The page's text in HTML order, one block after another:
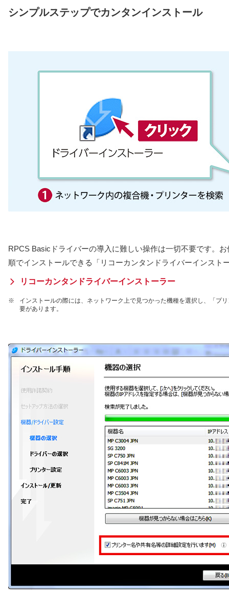
シンプルステップでカンタンインストール
RPCS Basicドライバーの導入に難しい操作は一切不要です。
順でインストールできる「リコーカンタンドライバーインスト
リコーカンタンドライバーインストーラー
※
インストールの際には、ネットワーク上で見つかった機種を選択し、「プ
要があります。